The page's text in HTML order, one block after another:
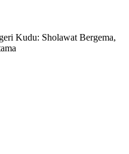
Kudu: Sholawat Bergema,